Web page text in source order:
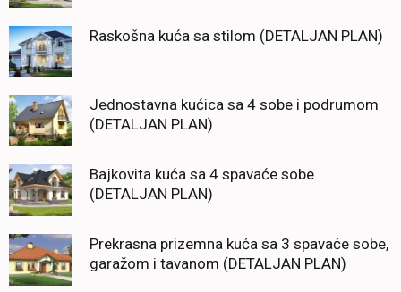
Raskošna kuća sa stilom (DETALJAN PLAN)
Jednostavna kućica sa 4 sobe i podrumom
(DETALJAN PLAN)
Bajkovita kuća sa 4 spavaće sobe
(DETALJAN PLAN)
Prekrasna prizemna kuća sa 3 spavaće sobe,
garažom i tavanom (DETALJAN PLAN)